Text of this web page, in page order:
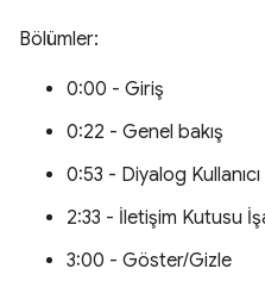
Bölümler:
0:00 - Giriş
0:22 - Genel bakış
0:53 - Diyalog
2:33 - İletişim Kutusu
3:00 - Göster/Gizle